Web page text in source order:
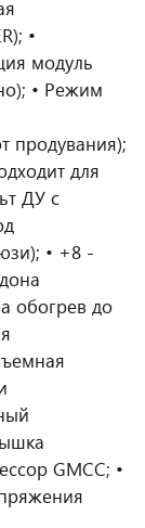
•
модуль
• Режим
продувания);
для
ДУ с
• +8 -
обогрев до
GMCC; •